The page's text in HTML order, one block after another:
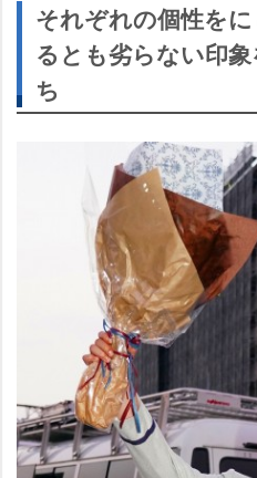
それぞれの個性を
るとも劣らない印
ち